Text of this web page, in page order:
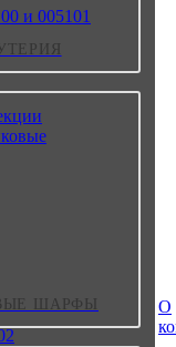
ШАРФЫ
О
и 005101